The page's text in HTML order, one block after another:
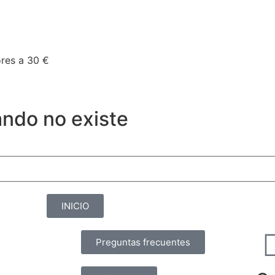
a 30 €
no existe
INICIO
Preguntas frecuentes